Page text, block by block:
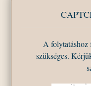
A folytatáshoz
szükséges.